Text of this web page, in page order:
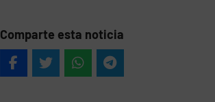
Comparte esta noticia